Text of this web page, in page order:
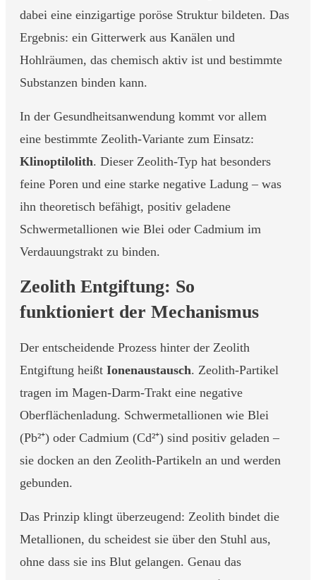
dabei eine einzigartige poröse Struktur bildeten. Das
Ergebnis: ein Gitterwerk aus Kanälen und
Hohlräumen, das chemisch aktiv ist und bestimmte
Substanzen binden kann.
In der Gesundheitsanwendung kommt vor allem
eine bestimmte Zeolith-Variante zum Einsatz:
Klinoptilolith. Dieser Zeolith-Typ hat besonders
feine Poren und eine starke negative Ladung – was
ihn theoretisch befähigt, positiv geladene
Schwermetallionen wie Blei oder Cadmium im
Verdauungstrakt zu binden.
Zeolith Entgiftung: So
funktioniert der Mechanismus
Der entscheidende Prozess hinter der Zeolith
Entgiftung heißt Ionenaustausch. Zeolith-Partikel
tragen im Magen-Darm-Trakt eine negative
Oberflächenladung. Schwermetallionen wie Blei
(Pb²⁺) oder Cadmium (Cd²⁺) sind positiv geladen –
sie docken an den Zeolith-Partikeln an und werden
gebunden.
Das Prinzip klingt überzeugend: Zeolith bindet die
Metallionen, du scheidest sie über den Stuhl aus,
ohne dass sie ins Blut gelangen. Genau das